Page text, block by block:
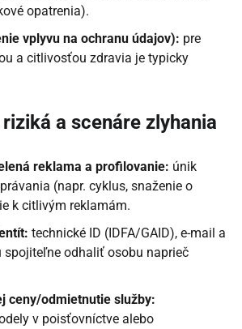
opatrenia).
vplyvu na ochranu údajov): pre
a citlivosťou zdravia je typicky
a scenáre zlyhania
reklama a profilovanie: únik
(napr. cyklus, snaženie o
k citlivým reklamám.
technické ID (IDFA/GAID), e-mail a
spojiteľne odhaliť osobu naprieč
ceny/odmietnutie služby:
v poisťovníctve alebo